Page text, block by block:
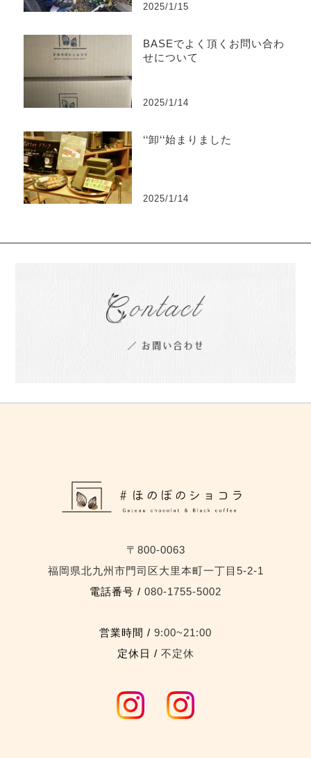
2025/1/15
BASEでよく頂くお問い合わ
せについて
2025/1/14
‘‘卸‘‘始まりました
2025/1/14
〒800-0063
福岡県北九州市門司区大里本町一丁目5-2-1
電話番号 / 080-1755-5002
営業時間 / 9:00~21:00
定休日 / 不定休